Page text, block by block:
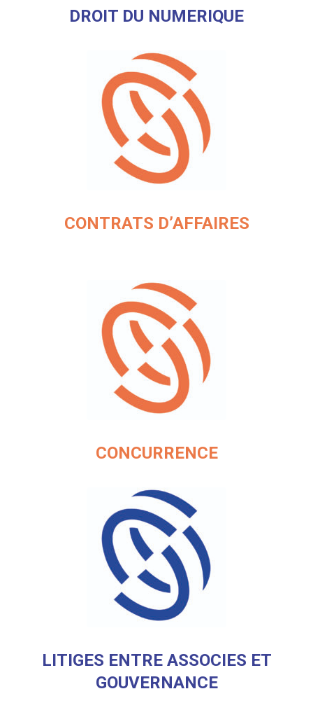
DROIT DU NUMERIQUE
CONTRATS D’AFFAIRES
CONCURRENCE
LITIGES ENTRE ASSOCIES ET
GOUVERNANCE